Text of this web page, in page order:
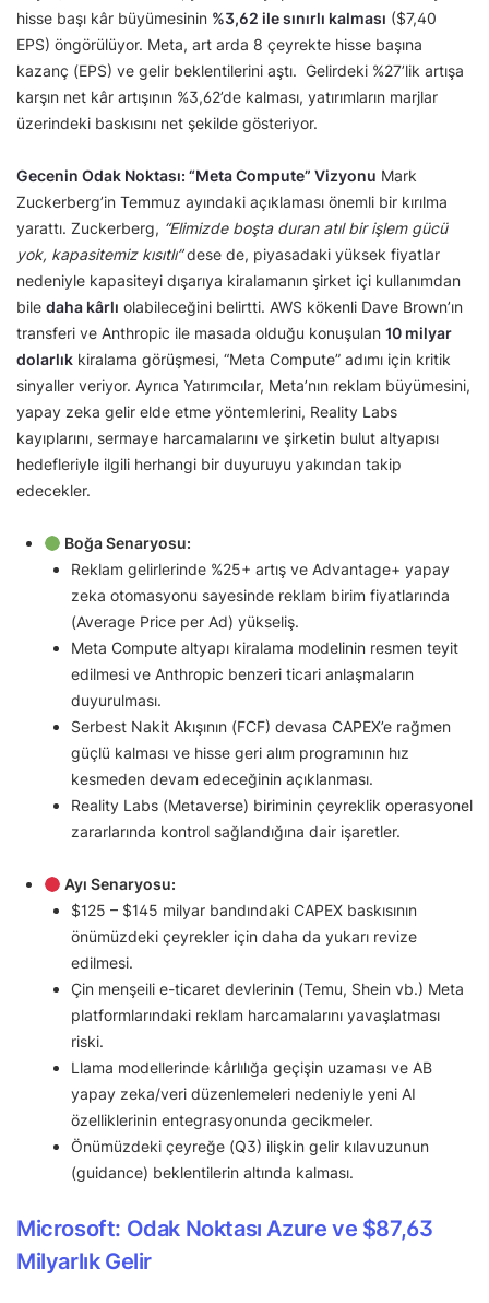
hisse başı kâr büyümesinin %3,62 ile sınırlı kalması ($7,40
EPS) öngörülüyor. Meta, art arda 8 çeyrekte hisse başına
kazanç (EPS) ve gelir beklentilerini aştı. Gelirdeki %27’lik artışa
karşın net kâr artışının %3,62’de kalması, yatırımların marjlar
üzerindeki baskısını net şekilde gösteriyor.
Gecenin Odak Noktası: “Meta Compute” Vizyonu Mark
Zuckerberg’in Temmuz ayındaki açıklaması önemli bir kırılma
yarattı. Zuckerberg, “Elimizde boşta duran atıl bir işlem gücü
yok, kapasitemiz kısıtlı”dese de, piyasadaki yüksek fiyatlar
nedeniyle kapasiteyi dışarıya kiralamanın şirket içi kullanımdan
bile daha kârlı olabileceğini belirtti. AWS kökenli Dave Brown’ın
transferi ve Anthropic ile masada olduğu konuşulan 10 milyar
dolarlık kiralama görüşmesi, “Meta Compute” adımı için kritik
sinyaller veriyor. Ayrıca Yatırımcılar, Meta’nın reklam büyümesini,
yapay zeka gelir elde etme yöntemlerini, Reality Labs
kayıplarını, sermaye harcamalarını ve şirketin bulut altyapısı
hedefleriyle ilgili herhangi bir duyuruyu yakından takip
edecekler.
Boğa Senaryosu:
Reklam gelirlerinde %25+ artış ve Advantage+ yapay
zeka otomasyonu sayesinde reklam birim fiyatlarında
(Average Price per Ad) yükseliş.
Meta Compute altyapı kiralama modelinin resmen teyit
edilmesi ve Anthropic benzeri ticari anlaşmaların
duyurulması.
Serbest Nakit Akışının (FCF) devasa CAPEX’e rağmen
güçlü kalması ve hisse geri alım programının hız
kesmeden devam edeceğinin açıklanması.
Reality Labs (Metaverse) biriminin çeyreklik operasyonel
zararlarında kontrol sağlandığına dair işaretler.
Ayı Senaryosu:
$125 – $145 milyar bandındaki CAPEX baskısının
önümüzdeki çeyrekler için daha da yukarı revize
edilmesi.
Çin menşeili e-ticaret devlerinin (Temu, Shein vb.) Meta
platformlarındaki reklam harcamalarını yavaşlatması
riski.
Llama modellerinde kârlılığa geçişin uzaması ve AB
yapay zeka/veri düzenlemeleri nedeniyle yeni AI
özelliklerinin entegrasyonunda gecikmeler.
Önümüzdeki çeyreğe (Q3) ilişkin gelir kılavuzunun
(guidance) beklentilerin altında kalması.
Microsoft: Odak Noktası Azure ve $87,63
Milyarlık Gelir